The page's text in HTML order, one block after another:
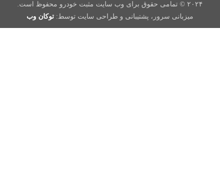
۲۰۲۴ © تمامی حقوق برای وب سایت مثبت خودرو محفوظ است.
میزبانی سرور، پشتیبانی و طراحی سایت توسط: توکان وب